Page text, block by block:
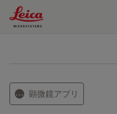
Leica Microsystems Logo
⋯ 顕微鏡アプリ